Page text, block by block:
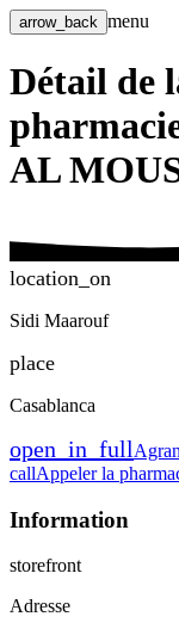
arrow_back menu
Détail de
AL
location_on
Sidi Maarouf
place
Casablanca
open_in_full
callAppeler la
Information
storefront
Adresse